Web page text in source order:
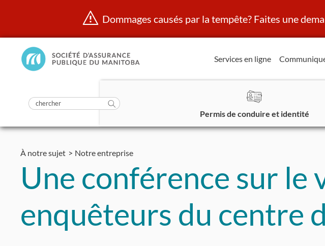
Aller
contenu
Dommages causés par la tempête? Faites une
Manitoba
Public
Services en ligne
Rechercher
https://www.mpi.mb.ca/fr/
soumettre
la
recherche
Permis de conduire et identité
À notre sujet Notre entreprise
Une conférence sur le
enquêteurs du centre